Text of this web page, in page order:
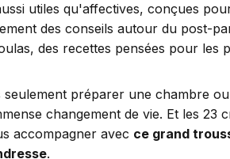
utiles qu'affectives, conçues
des conseils autour du post-
des recettes pensées pour les
préparer une chambre
changement de vie. Et les 23
accompagner avec ce grand
.